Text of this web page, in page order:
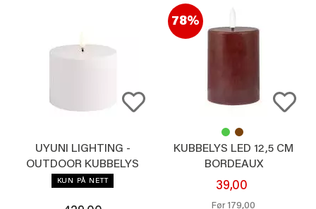
UYUNI LIGHTING -
OUTDOOR KUBBELYS
HVIT 7,8CM
KUN PÅ NETT
78%
KUBBELYS LED 12,5 CM
BORDEAUX
39,00
Før 179,00